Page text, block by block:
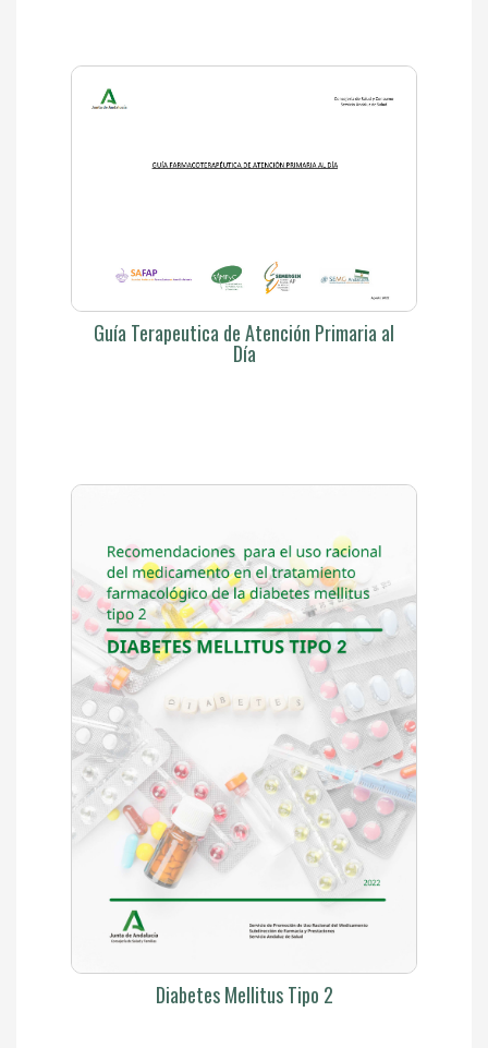
Guía Terapeutica de Atención Primaria al
Día
Diabetes Mellitus Tipo 2